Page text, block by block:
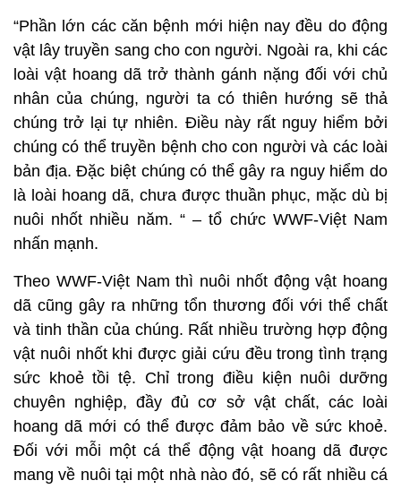
“Phần lớn các căn bệnh mới hiện nay đều do động
vật lây truyền sang cho con người. Ngoài ra, khi các
loài vật hoang dã trở thành gánh nặng đối với chủ
nhân của chúng, người ta có thiên hướng sẽ thả
chúng trở lại tự nhiên. Điều này rất nguy hiểm bởi
chúng có thể truyền bệnh cho con người và các loài
bản địa. Đặc biệt chúng có thể gây ra nguy hiểm do
là loài hoang dã, chưa được thuần phục, mặc dù bị
nuôi nhốt nhiều năm. “ – tổ chức WWF-Việt Nam
nhấn mạnh.
Theo WWF-Việt Nam thì nuôi nhốt động vật hoang
dã cũng gây ra những tổn thương đối với thể chất
và tinh thần của chúng. Rất nhiều trường hợp động
vật nuôi nhốt khi được giải cứu đều trong tình trạng
sức khoẻ tồi tệ. Chỉ trong điều kiện nuôi dưỡng
chuyên nghiệp, đầy đủ cơ sở vật chất, các loài
hoang dã mới có thể được đảm bảo về sức khoẻ.
Đối với mỗi một cá thể động vật hoang dã được
mang về nuôi tại một nhà nào đó, sẽ có rất nhiều cá